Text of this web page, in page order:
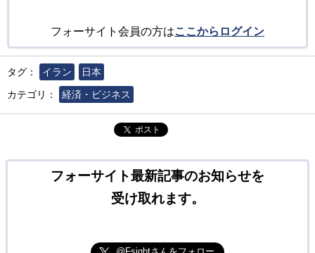
フォーサイト会員の方はここからログイン
タグ： イラン
日本
カテゴリ：
経済・ビジネス
ポスト
フォーサイト最新記事のお知らせを
受け取れます。